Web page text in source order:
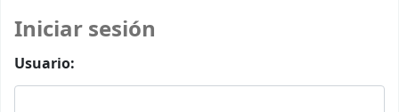
Iniciar sesión
Usuario: